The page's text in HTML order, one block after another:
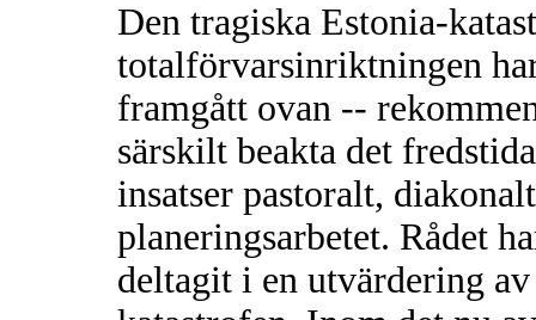
Den tragiska Estonia-
totalförvarsinriktningen
framgått ovan --
särskilt beakta det
insatser pastoralt,
planeringsarbetet. Rådet
deltagit i en utvärdering